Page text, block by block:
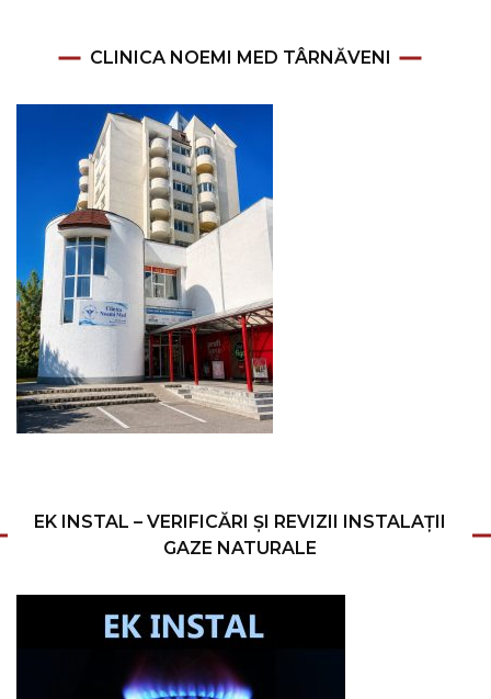
CLINICA NOEMI MED TÂRNĂVENI
EK INSTAL – VERIFICĂRI ȘI REVIZII INSTALAȚII
GAZE NATURALE